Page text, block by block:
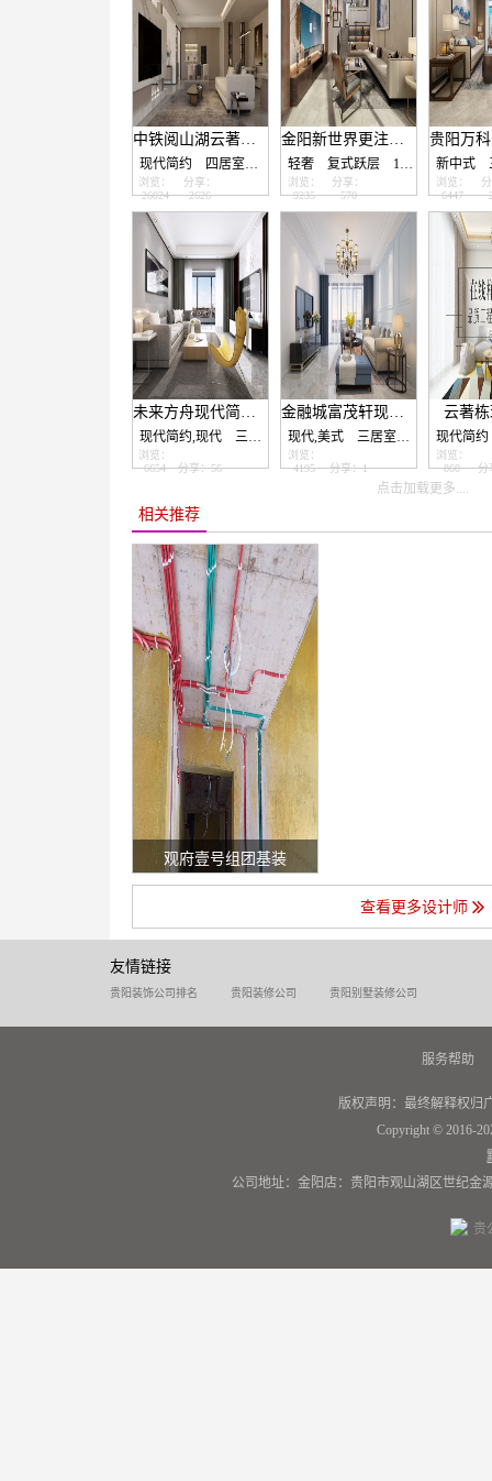
中铁阅山湖云著栋平户型现代简约设计
现代简约 四居室 160.0㎡
浏览：
26024
分享：
2626
金阳新世界更注重品质和设计感的现代轻奢风！
轻奢 复式跃层 126.0㎡
浏览：
9235
分享：
570
新中式
浏览：
6447
未来方舟现代简约装修设计
现代简约,现代 三居室 115.0㎡
浏览：
6654
分享：56
金融城富茂轩现代美式风格装修设计！
现代,美式 三居室 110.0㎡
浏览：
4195
分享：1
云著
现代简约
浏览：
860
分
点击加载更多....
相关推荐
观府壹号组团基装
查看更多设计师
友情链接
贵阳装饰公司排名 贵阳装修公司 贵阳别墅装修公司
服务帮助
版权声明：最终解释权归
Copyright © 2016-
公司地址：金阳店：贵阳市观山湖区世纪金
贵